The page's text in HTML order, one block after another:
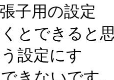
子用の設定
とできると
設定にす